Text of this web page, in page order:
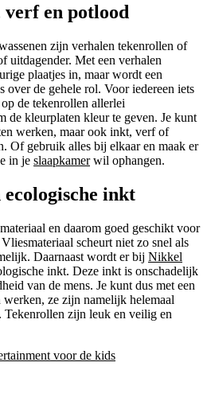
verf en potlood
zijn verhalen tekenrollen of
uitdagender. Met een verhalen
plaatjes in, maar wordt een
over de gehele rol. Voor iedereen iets
de tekenrollen allerlei
de kleurplaten kleur te geven. Je kunt
werken, maar ook inkt, verf of
Of gebruik alles bij elkaar en maak er
in je slaapkamerwil ophangen.
inkt
en daarom goed geschikt voor
scheurt niet zo snel als
Daarnaast wordt er bij Nikkel
inkt. Deze inkt is onschadelijk
van de mens. Je kunt dus met een
werken, ze zijn namelijk helemaal
zijn leuk en veilig en
voor de kids